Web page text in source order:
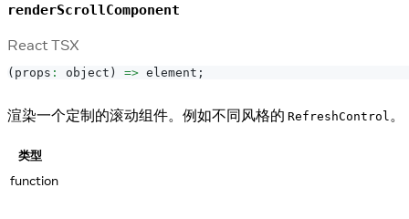
renderScrollComponent
React TSX
( props : object ) => element ;
渲染一个定制的滚动组件。例如不同风格的 RefreshControl。
类型
function